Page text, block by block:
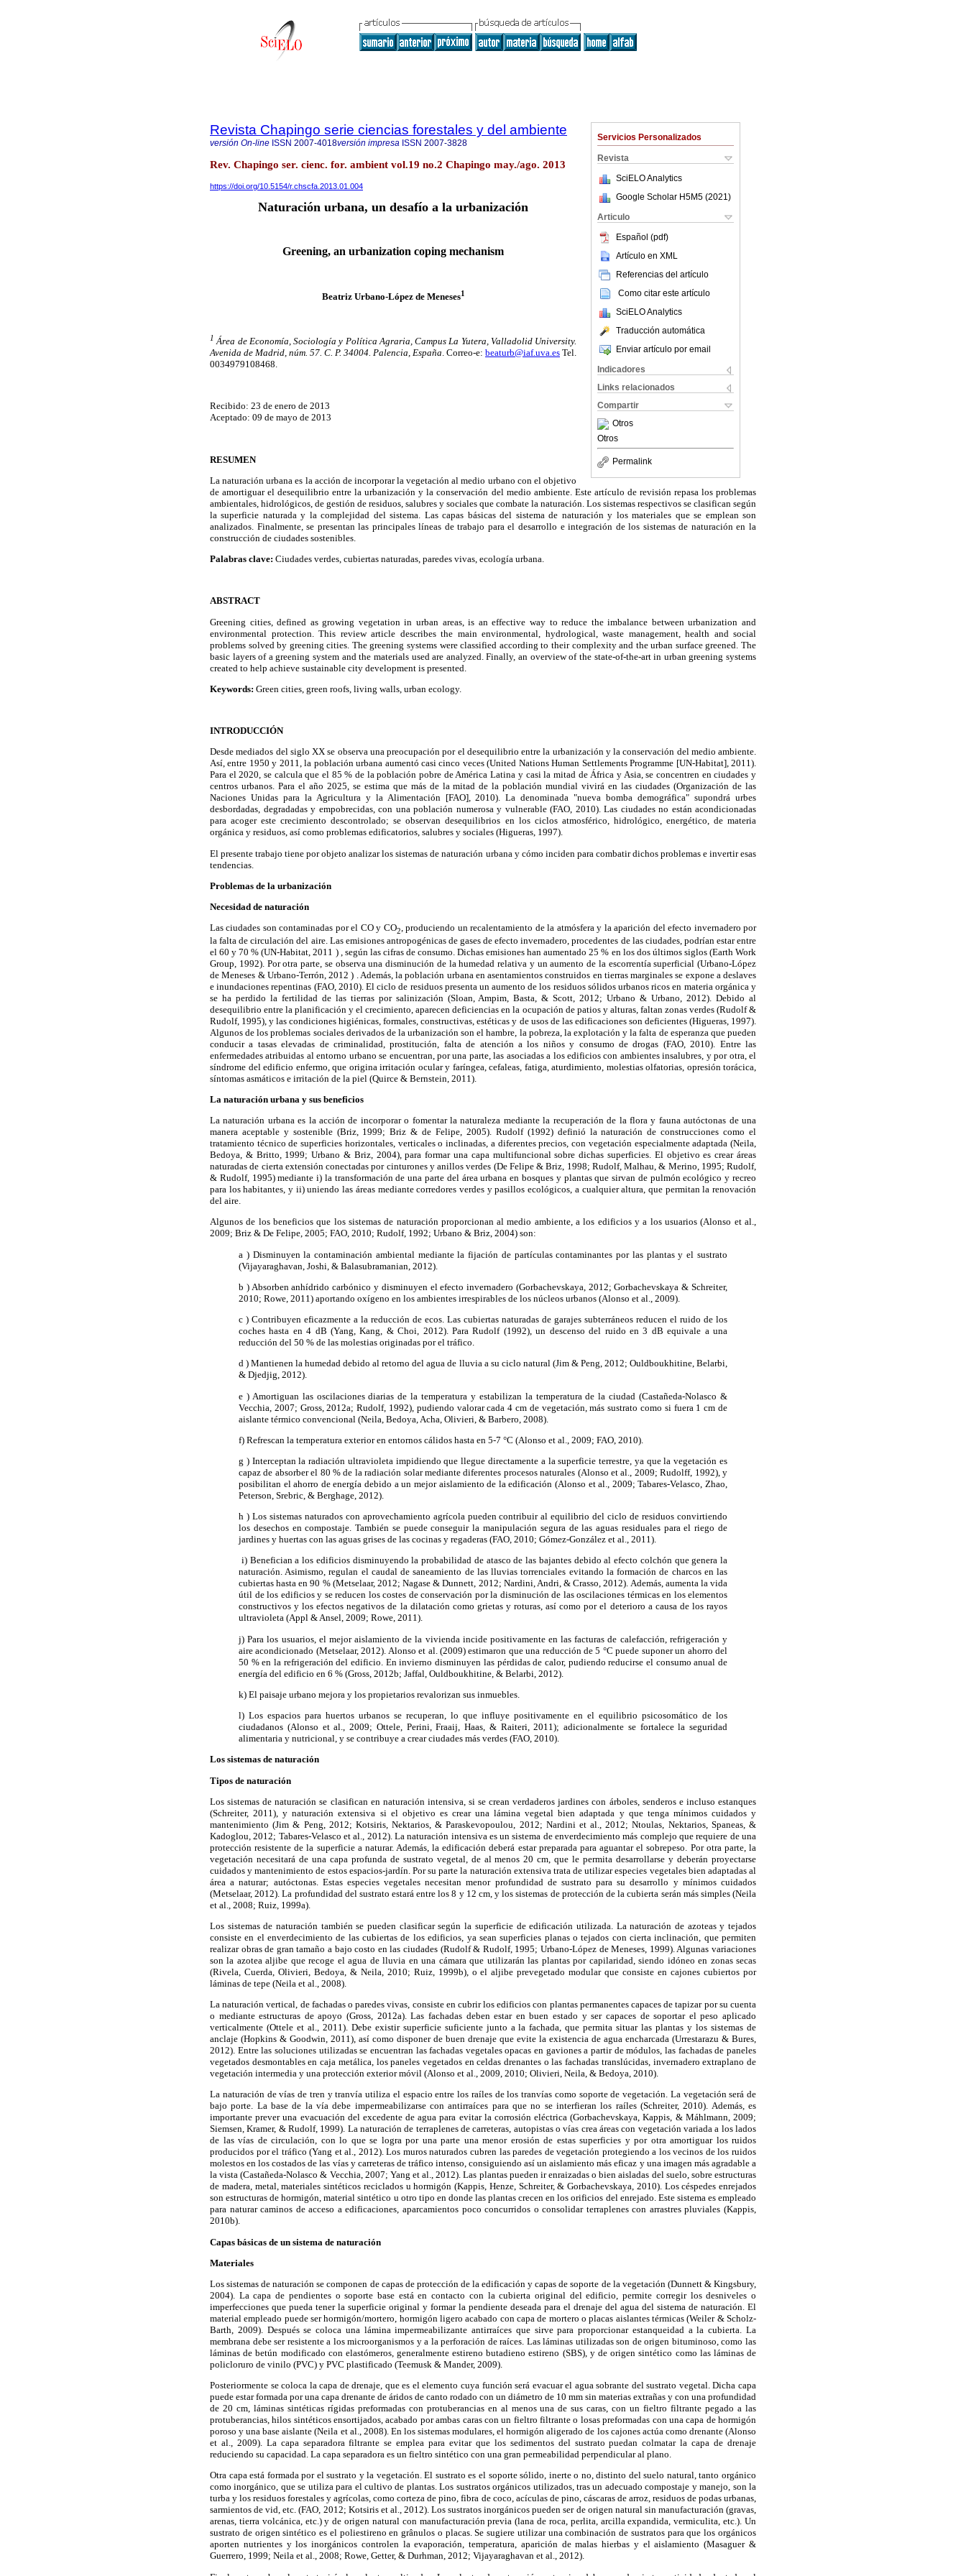
Servicios Personalizados
Revista
SciELO Analytics
Google Scholar H5M5 (2021 )
Articulo
Español (pdf)
Artículo en XML
Referencias del artículo
Como citar este artículo
SciELO Analytics
Traducción automática
Enviar artículo por email
Indicadores
Links relacionados
Compartir
Otros
Otros
Permalink
Revista Chapingo serie ciencias forestales y del ambiente
versión On-line ISSN 2007-4018versión impresa ISSN 2007-3828
Rev. Chapingo ser. cienc. for. ambient vol.19 no.2 Chapingo may./ago. 2013
https://doi.org/10.5154/r.chscfa.2013.01.004
Naturación urbana, un desafío a la urbanización
Greening, an urbanization coping mechanism
Beatriz Urbano-López de Meneses1
1 Área de Economía, Sociología y Política Agraria, Campus La Yutera, Valladolid University.
Avenida de Madrid, núm. 57. C. P. 34004. Palencia, España . Correo-e: beaturb@iaf.uva.es Tel.
0034979108468.
Recibido: 23 de enero de 2013
Aceptado: 09 de mayo de 2013
RESUMEN
La naturación urbana es la acción de incorporar la vegetación al medio urbano con el objetivo
de amortiguar el desequilibrio entre la urbanización y la conservación del medio ambiente. Este artículo de revisión repasa los problemas
ambientales, hidrológicos, de gestión de residuos, salubres y sociales que combate la naturación. Los sistemas respectivos se clasifican según
la superficie naturada y la complejidad del sistema. Las capas básicas del sistema de naturación y los materiales que se emplean son
analizados. Finalmente, se presentan las principales líneas de trabajo para el desarrollo e integración de los sistemas de naturación en la
construcción de ciudades sostenibles.
Palabras clave: Ciudades verdes, cubiertas naturadas, paredes vivas, ecología urbana.
ABSTRACT
Greening cities, defined as growing vegetation in urban areas, is an effective way to reduce the imbalance between urbanization and
environmental protection. This review article describes the main environmental, hydrological, waste management, health and social
problems solved by greening cities. The greening systems were classified according to their complexity and the urban surface greened. The
basic layers of a greening system and the materials used are analyzed. Finally, an overview of the state-of-the-art in urban greening systems
created to help achieve sustainable city development is presented.
Keywords: Green cities, green roofs, living walls, urban ecology.
INTRODUCCIÓN
Desde mediados del siglo XX se observa una preocupación por el desequilibrio entre la urbanización y la conservación del medio ambiente.
Así, entre 1950 y 2011, la población urbana aumentó casi cinco veces (United Nations Human Settlements Programme [UN-Habitat], 2011).
Para el 2020, se calcula que el 85 % de la población pobre de América Latina y casi la mitad de África y Asia, se concentren en ciudades y
centros urbanos. Para el año 2025, se estima que más de la mitad de la población mundial vivirá en las ciudades (Organización de las
Naciones Unidas para la Agricultura y la Alimentación [FAO], 2010). La denominada "nueva bomba demográfica" supondrá urbes
desbordadas, degradadas y empobrecidas, con una población numerosa y vulnerable (FAO, 2010). Las ciudades no están acondicionadas
para acoger este crecimiento descontrolado; se observan desequilibrios en los ciclos atmosférico, hidrológico, energético, de materia
orgánica y residuos, así como problemas edificatorios, salubres y sociales (Higueras, 1997).
El presente trabajo tiene por objeto analizar los sistemas de naturación urbana y cómo inciden para combatir dichos problemas e invertir esas
tendencias.
Problemas de la urbanización
Necesidad de naturación
Las ciudades son contaminadas por el CO y CO2, produciendo un recalentamiento de la atmósfera y la aparición del efecto invernadero por
la falta de circulación del aire. Las emisiones antropogénicas de gases de efecto invernadero, procedentes de las ciudades, podrían estar entre
el 60 y 70 % (UN-Habitat, 2011 ) , según las cifras de consumo. Dichas emisiones han aumentado 25 % en los dos últimos siglos (Earth Work
Group, 1992). Por otra parte, se observa una disminución de la humedad relativa y un aumento de la escorrentía superficial (Urbano-López
de Meneses & Urbano-Terrón, 2012 ) . Además, la población urbana en asentamientos construidos en tierras marginales se expone a deslaves
e inundaciones repentinas (FAO, 2010). El ciclo de residuos presenta un aumento de los residuos sólidos urbanos ricos en materia orgánica y
se ha perdido la fertilidad de las tierras por salinización (Sloan, Ampim, Basta, & Scott, 2012; Urbano & Urbano, 2012). Debido al
desequilibrio entre la planificación y el crecimiento, aparecen deficiencias en la ocupación de patios y alturas, faltan zonas verdes (Rudolf &
Rudolf, 1995), y las condiciones higiénicas, formales, constructivas, estéticas y de usos de las edificaciones son deficientes (Higueras, 1997).
Algunos de los problemas sociales derivados de la urbanización son el hambre, la pobreza, la explotación y la falta de esperanza que pueden
conducir a tasas elevadas de criminalidad, prostitución, falta de atención a los niños y consumo de drogas (FAO, 2010). Entre las
enfermedades atribuidas al entorno urbano se encuentran, por una parte, las asociadas a los edificios con ambientes insalubres, y por otra, el
síndrome del edificio enfermo, que origina irritación ocular y faríngea, cefaleas, fatiga, aturdimiento, molestias olfatorias, opresión torácica,
síntomas asmáticos e irritación de la piel (Quirce & Bernstein, 2011).
La naturación urbana y sus beneficios
La naturación urbana es la acción de incorporar o fomentar la naturaleza mediante la recuperación de la flora y fauna autóctonas de una
manera aceptable y sostenible (Briz, 1999; Briz & de Felipe, 2005). Rudolf (1992) definió la naturación de construcciones como el
tratamiento técnico de superficies horizontales, verticales o inclinadas, a diferentes precios, con vegetación especialmente adaptada (Neila,
Bedoya, & Britto, 1999; Urbano & Briz, 2004), para formar una capa multifuncional sobre dichas superficies. El objetivo es crear áreas
naturadas de cierta extensión conectadas por cinturones y anillos verdes (De Felipe & Briz, 1998; Rudolf, Malhau, & Merino, 1995; Rudolf,
& Rudolf, 1995) mediante i) la transformación de una parte del área urbana en bosques y plantas que sirvan de pulmón ecológico y recreo
para los habitantes, y ii) uniendo las áreas mediante corredores verdes y pasillos ecológicos, a cualquier altura, que permitan la renovación
del aire.
Algunos de los beneficios que los sistemas de naturación proporcionan al medio ambiente, a los edificios y a los usuarios (Alonso et al.,
2009; Briz & De Felipe, 2005; FAO, 2010; Rudolf, 1992; Urbano & Briz, 2004) son:
a ) Disminuyen la contaminación ambiental mediante la fijación de partículas contaminantes por las plantas y el sustrato
(Vijayaraghavan, Joshi, & Balasubramanian, 2012).
b ) Absorben anhídrido carbónico y disminuyen el efecto invernadero (Gorbachevskaya, 2012; Gorbachevskaya & Schreiter,
2010; Rowe, 2011) aportando oxígeno en los ambientes irrespirables de los núcleos urbanos (Alonso et al., 2009).
c ) Contribuyen eficazmente a la reducción de ecos. Las cubiertas naturadas de garajes subterráneos reducen el ruido de los
coches hasta en 4 dB (Yang, Kang, & Choi, 2012). Para Rudolf (1992), un descenso del ruido en 3 dB equivale a una
reducción del 50 % de las molestias originadas por el tráfico.
d ) Mantienen la humedad debido al retorno del agua de lluvia a su ciclo natural (Jim & Peng, 2012; Ouldboukhitine, Belarbi,
& Djedjig, 2012).
e ) Amortiguan las oscilaciones diarias de la temperatura y estabilizan la temperatura de la ciudad (Castañeda-Nolasco &
Vecchia, 2007; Gross, 2012a; Rudolf, 1992), pudiendo valorar cada 4 cm de vegetación, más sustrato como si fuera 1 cm de
aislante térmico convencional (Neila, Bedoya, Acha, Olivieri, & Barbero, 2008).
f) Refrescan la temperatura exterior en entornos cálidos hasta en 5-7 °C (Alonso et al., 2009; FAO, 2010).
g ) Interceptan la radiación ultravioleta impidiendo que llegue directamente a la superficie terrestre, ya que la vegetación es
capaz de absorber el 80 % de la radiación solar mediante diferentes procesos naturales (Alonso et al., 2009; Rudolff, 1992), y
posibilitan el ahorro de energía debido a un mejor aislamiento de la edificación (Alonso et al., 2009; Tabares-Velasco, Zhao,
Peterson, Srebric, & Berghage, 2012).
h ) Los sistemas naturados con aprovechamiento agrícola pueden contribuir al equilibrio del ciclo de residuos convirtiendo
los desechos en compostaje. También se puede conseguir la manipulación segura de las aguas residuales para el riego de
jardines y huertas con las aguas grises de las cocinas y regaderas (FAO, 2010; Gómez-González et al., 2011).
i) Benefician a los edificios disminuyendo la probabilidad de atasco de las bajantes debido al efecto colchón que genera la
naturación. Asimismo, regulan el caudal de saneamiento de las lluvias torrenciales evitando la formación de charcos en las
cubiertas hasta en 90 % (Metselaar, 2012; Nagase & Dunnett, 2012; Nardini, Andri, & Crasso, 2012). Además, aumenta la vida
útil de los edificios y se reducen los costes de conservación por la disminución de las oscilaciones térmicas en los elementos
constructivos y los efectos negativos de la dilatación como grietas y roturas, así como por el deterioro a causa de los rayos
ultravioleta (Appl & Ansel, 2009; Rowe, 2011).
j) Para los usuarios, el mejor aislamiento de la vivienda incide positivamente en las facturas de calefacción, refrigeración y
aire acondicionado (Metselaar, 2012). Alonso et al. (2009) estimaron que una reducción de 5 °C puede suponer un ahorro del
50 % en la refrigeración del edificio. En invierno disminuyen las pérdidas de calor, pudiendo reducirse el consumo anual de
energía del edificio en 6 % (Gross, 2012b; Jaffal, Ouldboukhitine, & Belarbi, 2012).
k) El paisaje urbano mejora y los propietarios revalorizan sus inmuebles.
l) Los espacios para huertos urbanos se recuperan, lo que influye positivamente en el equilibrio psicosomático de los
ciudadanos (Alonso et al., 2009; Ottele, Perini, Fraaij, Haas, & Raiteri, 2011); adicionalmente se fortalece la seguridad
alimentaria y nutricional, y se contribuye a crear ciudades más verdes (FAO, 2010).
Los sistemas de naturación
Tipos de naturación
Los sistemas de naturación se clasifican en naturación intensiva, si se crean verdaderos jardines con árboles, senderos e incluso estanques
(Schreiter, 2011), y naturación extensiva si el objetivo es crear una lámina vegetal bien adaptada y que tenga mínimos cuidados y
mantenimiento (Jim & Peng, 2012; Kotsiris, Nektarios, & Paraskevopoulou, 2012; Nardini et al., 2012; Ntoulas, Nektarios, Spaneas, &
Kadoglou, 2012; Tabares-Velasco et al., 2012). La naturación intensiva es un sistema de enverdecimiento más complejo que requiere de una
protección resistente de la superficie a naturar. Además, la edificación deberá estar preparada para aguantar el sobrepeso. Por otra parte, la
vegetación necesitará de una capa profunda de sustrato vegetal, de al menos 20 cm, que le permita desarrollarse y deberán proyectarse
cuidados y mantenimiento de estos espacios-jardín. Por su parte la naturación extensiva trata de utilizar especies vegetales bien adaptadas al
área a naturar; autóctonas. Estas especies vegetales necesitan menor profundidad de sustrato para su desarrollo y mínimos cuidados
(Metselaar, 2012). La profundidad del sustrato estará entre los 8 y 12 cm, y los sistemas de protección de la cubierta serán más simples (Neila
et al., 2008; Ruiz, 1999a).
Los sistemas de naturación también se pueden clasificar según la superficie de edificación utilizada. La naturación de azoteas y tejados
consiste en el enverdecimiento de las cubiertas de los edificios, ya sean superficies planas o tejados con cierta inclinación, que permiten
realizar obras de gran tamaño a bajo costo en las ciudades (Rudolf & Rudolf, 1995; Urbano-López de Meneses, 1999). Algunas variaciones
son la azotea aljibe que recoge el agua de lluvia en una cámara que utilizarán las plantas por capilaridad, siendo idóneo en zonas secas
(Rivela, Cuerda, Olivieri, Bedoya, & Neila, 2010; Ruiz, 1999b), o el aljibe prevegetado modular que consiste en cajones cubiertos por
láminas de tepe (Neila et al., 2008).
La naturación vertical, de fachadas o paredes vivas, consiste en cubrir los edificios con plantas permanentes capaces de tapizar por su cuenta
o mediante estructuras de apoyo (Gross, 2012a). Las fachadas deben estar en buen estado y ser capaces de soportar el peso aplicado
verticalmente (Ottele et al., 2011). Debe existir superficie suficiente junto a la fachada, que permita situar las plantas y los sistemas de
anclaje (Hopkins & Goodwin, 2011), así como disponer de buen drenaje que evite la existencia de agua encharcada (Urrestarazu & Bures,
2012). Entre las soluciones utilizadas se encuentran las fachadas vegetales opacas en gaviones a partir de módulos, las fachadas de paneles
vegetados desmontables en caja metálica, los paneles vegetados en celdas drenantes o las fachadas translúcidas, invernadero extraplano de
vegetación intermedia y una protección exterior móvil (Alonso et al., 2009, 2010; Olivieri, Neila, & Bedoya, 2010).
La naturación de vías de tren y tranvía utiliza el espacio entre los raíles de los tranvías como soporte de vegetación. La vegetación será de
bajo porte. La base de la vía debe impermeabilizarse con antirraíces para que no se interfieran los raíles (Schreiter, 2010). Además, es
importante prever una evacuación del excedente de agua para evitar la corrosión eléctrica (Gorbachevskaya, Kappis, & Máhlmann, 2009;
Siemsen, Kramer, & Rudolf, 1999). La naturación de terraplenes de carreteras, autopistas o vías crea áreas con vegetación variada a los lados
de las vías de circulación, con lo que se logra por una parte una menor erosión de estas superficies y por otra amortiguar los ruidos
producidos por el tráfico (Yang et al., 2012). Los muros naturados cubren las paredes de vegetación protegiendo a los vecinos de los ruidos
molestos en los costados de las vías y carreteras de tráfico intenso, consiguiendo así un aislamiento más eficaz y una imagen más agradable a
la vista (Castañeda-Nolasco & Vecchia, 2007; Yang et al., 2012). Las plantas pueden ir enraizadas o bien aisladas del suelo, sobre estructuras
de madera, metal, materiales sintéticos reciclados u hormigón (Kappis, Henze, Schreiter, & Gorbachevskaya, 2010). Los céspedes enrejados
son estructuras de hormigón, material sintético u otro tipo en donde las plantas crecen en los orificios del enrejado. Este sistema es empleado
para naturar caminos de acceso a edificaciones, aparcamientos poco concurridos o consolidar terraplenes con arrastres pluviales (Kappis,
2010b).
Capas básicas de un sistema de naturación
Materiales
Los sistemas de naturación se componen de capas de protección de la edificación y capas de soporte de la vegetación (Dunnett & Kingsbury,
2004). La capa de pendientes o soporte base está en contacto con la cubierta original del edificio, permite corregir los desniveles o
imperfecciones que pueda tener la superficie original y formar la pendiente deseada para el drenaje del agua del sistema de naturación. El
material empleado puede ser hormigón/mortero, hormigón ligero acabado con capa de mortero o placas aislantes térmicas (Weiler & Scholz-
Barth, 2009). Después se coloca una lámina impermeabilizante antirraíces que sirve para proporcionar estanqueidad a la cubierta. La
membrana debe ser resistente a los microorganismos y a la perforación de raíces. Las láminas utilizadas son de origen bituminoso, como las
láminas de betún modificado con elastómeros, generalmente estireno butadieno estireno (SBS), y de origen sintético como las láminas de
policloruro de vinilo (PVC) y PVC plastificado (Teemusk & Mander, 2009).
Posteriormente se coloca la capa de drenaje, que es el elemento cuya función será evacuar el agua sobrante del sustrato vegetal. Dicha capa
puede estar formada por una capa drenante de áridos de canto rodado con un diámetro de 10 mm sin materias extrañas y con una profundidad
de 20 cm, láminas sintéticas rígidas preformadas con protuberancias en al menos una de sus caras, con un fieltro filtrante pegado a las
protuberancias, hilos sintéticos ensortijados, acabado por ambas caras con un fieltro filtrante o losas preformadas con una capa de hormigón
poroso y una base aislante (Neila et al., 2008). En los sistemas modulares, el hormigón aligerado de los cajones actúa como drenante (Alonso
et al., 2009). La capa separadora filtrante se emplea para evitar que los sedimentos del sustrato puedan colmatar la capa de drenaje
reduciendo su capacidad. La capa separadora es un fieltro sintético con una gran permeabilidad perpendicular al plano.
Otra capa está formada por el sustrato y la vegetación. El sustrato es el soporte sólido, inerte o no, distinto del suelo natural, tanto orgánico
como inorgánico, que se utiliza para el cultivo de plantas. Los sustratos orgánicos utilizados, tras un adecuado compostaje y manejo, son la
turba y los residuos forestales y agrícolas, como corteza de pino, fibra de coco, acículas de pino, cáscaras de arroz, residuos de podas urbanas,
sarmientos de vid, etc. (FAO, 2012; Kotsiris et al., 2012). Los sustratos inorgánicos pueden ser de origen natural sin manufacturación (gravas,
arenas, tierra volcánica, etc.) y de origen natural con manufacturación previa (lana de roca, perlita, arcilla expandida, vermiculita, etc.). Un
sustrato de origen sintético es el poliestireno en grânulos o placas. Se sugiere utilizar una combinación de sustratos para que los orgánicos
aporten nutrientes y los inorgánicos controlen la evaporación, temperatura, aparición de malas hierbas y el aislamiento (Masaguer &
Guerrero, 1999; Neila et al., 2008; Rowe, Getter, & Durhman, 2012; Vijayaraghavan et al., 2012).